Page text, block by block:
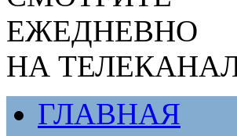
ЕЖЕДНЕВНО
НА
ГЛАВНАЯ